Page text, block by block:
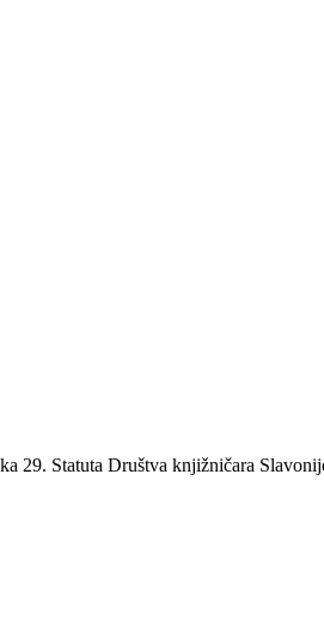
29. Statuta Društva knjižničara